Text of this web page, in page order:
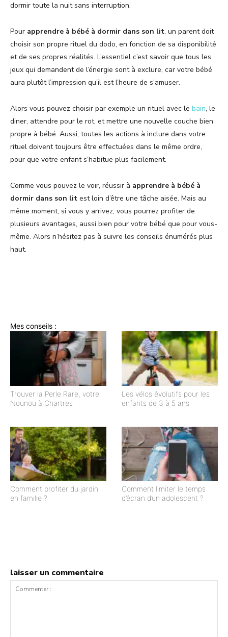
dormir toute la nuit sans interruption.
Pour apprendre à bébé à dormir dans son lit, un parent doit
choisir son propre rituel du dodo, en fonction de sa disponibilité
et de ses propres réalités. L’essentiel c’est savoir que tous les
jeux qui demandent de l’énergie sont à exclure, car votre bébé
aura plutôt l’impression qu’il est l’heure de s’amuser.
Alors vous pouvez choisir par exemple un rituel avec le bain, le
diner, attendre pour le rot, et mettre une nouvelle couche bien
propre à bébé. Aussi, toutes les actions à inclure dans votre
rituel doivent toujours être effectuées dans le même ordre,
pour que votre enfant s’habitue plus facilement.
Comme vous pouvez le voir, réussir à apprendre à bébé à
dormir dans son lit est loin d’être une tâche aisée. Mais au
même moment, si vous y arrivez, vous pourrez profiter de
plusieurs avantages, aussi bien pour votre bébé que pour vous-
même. Alors n’hésitez pas à suivre les conseils énumérés plus
haut.
Mes conseils :
Trouver la Perle Rare, votre
Nounou à Chartres
Les vélos évolutifs pour les
enfants de 3 à 5 ans
Comment profiter du jardin
en famille ?
Comment limiter le temps
d’écran d’un adolescent ?
laisser un commentaire